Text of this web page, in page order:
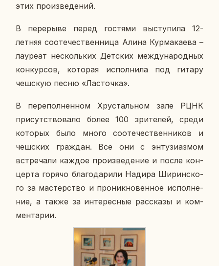
этих про­из­ве­де­ний.
В пе­ре­ры­ве перед го­стя­ми вы­сту­пи­ла 12-
летняя со­оте­че­ствен­ни­ца Алина Кур­ма­ка­е­ва –
ла­у­ре­ат несколь­ких Дет­ских меж­ду­на­род­ных
кон­кур­сов, ко­то­рая ис­пол­ни­ла под гитару
чеш­скую песню «Ла­сточ­ка».
В пе­ре­пол­нен­ном Хру­сталь­ном зале РЦНК
при­сут­ство­ва­ло более 100 зри­те­лей, среди
ко­то­рых было много со­оте­че­ствен­ни­ков и
чеш­ских граж­дан. Все они с эн­ту­зи­аз­мом
встре­ча­ли каждое про­из­ве­де­ние и после кон­
цер­та горячо бла­го­да­ри­ли Надира Ши­рин­ско­
го за ма­стер­ство и про­ник­но­вен­ное ис­пол­не­
ние, а также за ин­те­рес­ные рас­ска­зы и ком­
мен­та­рии.